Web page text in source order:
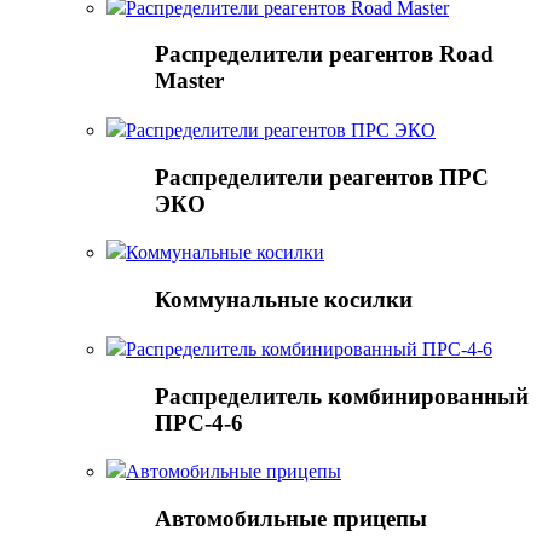
Распределители реагентов Road Master
Распределители реагентов Road
Master
Распределители реагентов ПРС ЭКО
Распределители реагентов ПРС
ЭКО
Коммунальные косилки
Коммунальные косилки
Распределитель комбинированный ПРС-4-6
Распределитель комбинированный
ПРС-4-6
Автомобильные прицепы
Автомобильные прицепы